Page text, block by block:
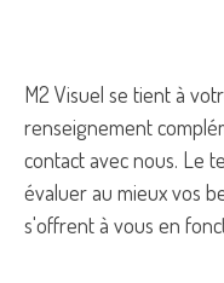
M2 Visuel se tient à
renseignement
contact avec nous. Le
évaluer au mieux vos
s'offrent à vous en